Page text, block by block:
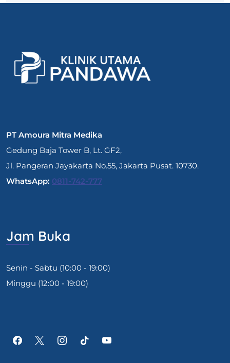
PT Amoura Mitra Medika
Gedung Baja Tower B, Lt. GF2,
Jl. Pangeran Jayakarta No.55, Jakarta Pusat. 10730.
WhatsApp: 0811-742-777
Jam Buka
Senin - Sabtu (10:00 - 19:00)
Minggu (12:00 - 19:00)